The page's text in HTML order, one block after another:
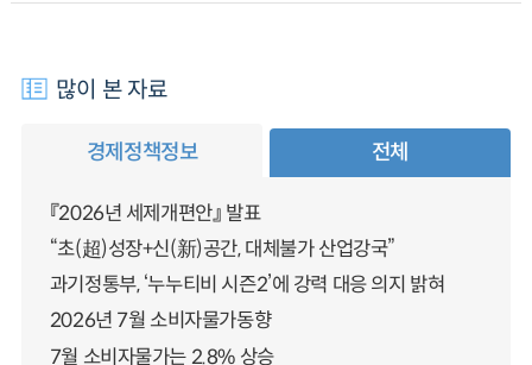
많이 본 자료
경제정책정보 전체
『2026년 세제개편안』 발표
“초(超)성장+신(新)공간, 대체불가 산업강국”
과기정통부, ‘누누티비 시즌2’에 강력 대응 의지 밝혀
2026년 7월 소비자물가동향
7월 소비자물가는 2.8% 상승